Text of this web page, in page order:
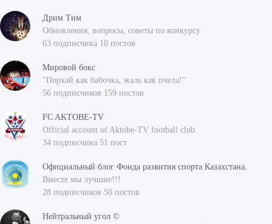
Дрим Тим
Обновления, вопросы, советы по конкурсу
63 подписчика 10 постов
Мировой бокс
"Порхай как бабочка, жаль как пчела!"
56 подписчиков 159 постов
FC AKTOBE-TV
Official account of Aktobe-TV football club.
34 подписчика 51 пост
Официальный блог Фонда развития спорта Казахстана.
Вместе мы лучшие!!!
28 подписчиков 50 постов
Нейтральный угол ©